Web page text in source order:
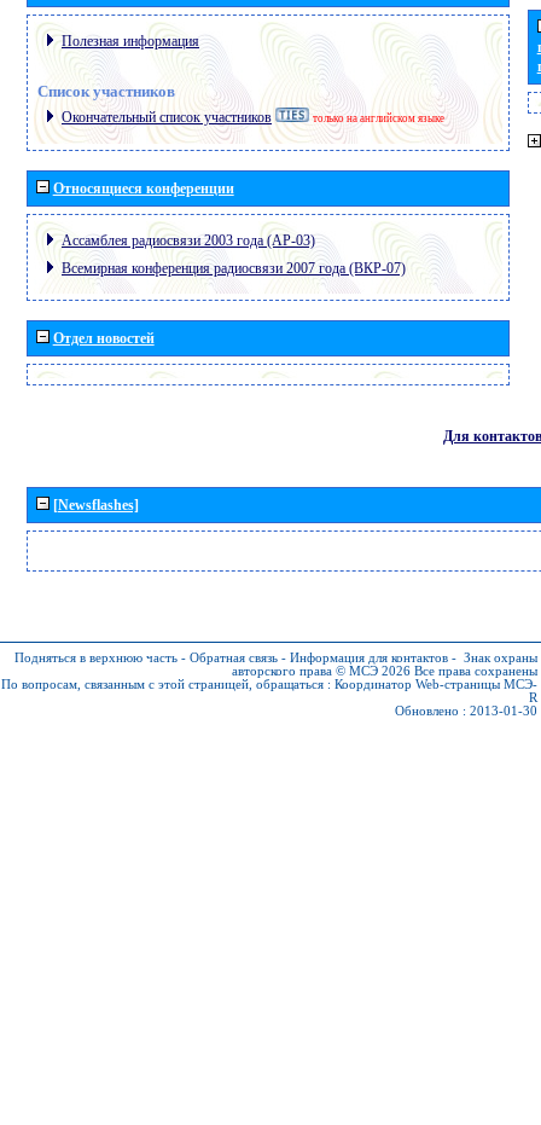
Полезная информация
Список участников
Окончательный список участников только на английском языке
Относящиеся конференции
Ассамблея радиосвязи 2003 года (АР-03)
Всемирная конференция радиосвязи 2007 года (ВКР-07)
Отдел новостей
Для контактов
[Newsflashes]
Подняться в верхнюю часть - Обратная связь - Информация для контактов - Знак охраны
авторского права © МСЭ 2026 Все права сохранены
По вопросам, связанным с этой страницей, обращаться : Координатор Web-страницы МСЭ-
R
Обновлено : 2013-01-30